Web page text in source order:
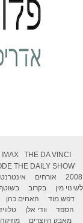
IMAX
THE DA VINCI
THE DAILY SHOW
2008
אורחים אינטרנט
לשינוי מין
בקרוב
דפש מוד
האחים כהן
הספד
וודי אלן
מאבק היוצרים
מוזיקה